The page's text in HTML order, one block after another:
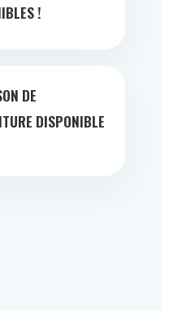
!
DE
DISPONIBLE